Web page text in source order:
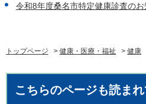
令和8年度桑名市特定健康診査の
トップページ > 健康・医療・福祉 > 健康
こちらのページも読ま